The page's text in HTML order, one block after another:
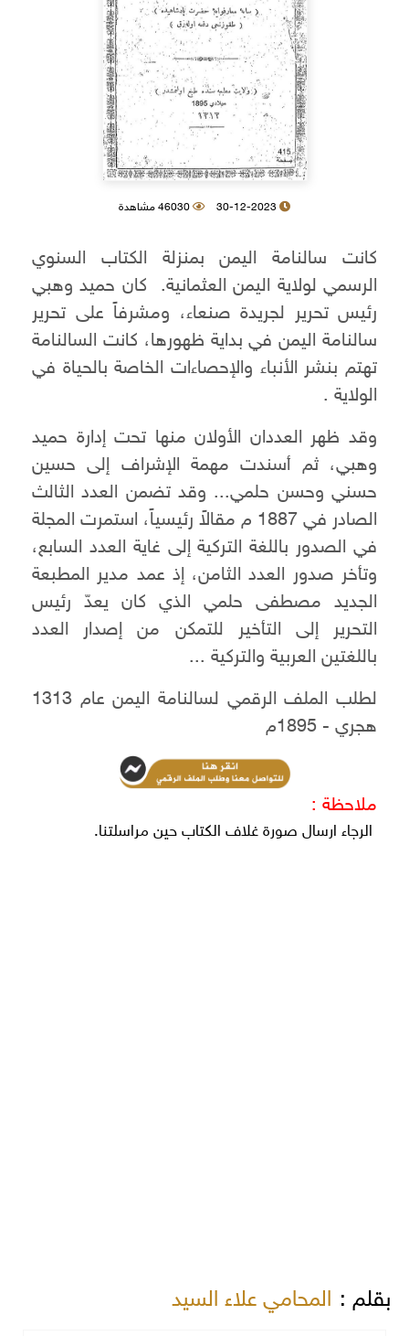
30-12-2023 46030 مشاهدة
كانت سالنامة اليمن بمنزلة الكتاب السنوي
الرسمي لولاية اليمن العثمانية. كان حميد وهبي
رئيس تحرير لجريدة صنعاء، ومشرفاً على تحرير
سالنامة اليمن في بداية ظهورها، كانت السالنامة
تهتم بنشر الأنباء والإحصاءات الخاصة بالحياة في
الولاية .
وقد ظهر العددان الأولان منها تحت إدارة حميد
وهبي، ثم أسندت مهمة الإشراف إلى حسين
حسني وحسن حلمي... وقد تضمن العدد الثالث
الصادر في 1887 م مقالاً رئيسياً، استمرت المجلة
في الصدور باللغة التركية إلى غاية العدد السابع،
وتأخر صدور العدد الثامن، إذ عمد مدير المطبعة
الجديد مصطفى حلمي الذي كان يعدّ رئيس
التحرير إلى التأخير للتمكن من إصدار العدد
باللغتين العربية والتركية ...
لطلب الملف الرقمي لسالنامة اليمن عام 1313
هجري - 1895م
ملاحظة :
الرجاء ارسال صورة غلاف الكتاب حين مراسلتنا.
بقلم : المحامي علاء السيد